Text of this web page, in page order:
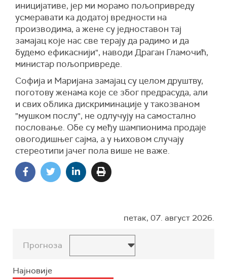
иницијативе, јер ми морамо пољопривреду
усмеравати ка додатој вредности на
производима, а жене су једноставон тај
замајац које нас све терају да радимо и да
будемо ефикаснији", наводи Драган Гламочић,
министар пољопривреде.
Софија и Маријана замајац су целом друштву,
поготову женама које се због предрасуда, али
и свих облика дискриминације у такозваном
"мушком послу", не одлучују на самостално
пословање. Обе су међу шампионима продаје
овогодишњег сајма, а у њиховом случају
стереотипи јачег пола више не важе.
петак, 07. август 2026.
Прогноза
Најновије